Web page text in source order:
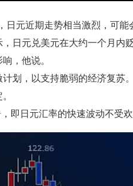
日元近期走势相当激烈，可
日元兑美元在大约一个月内
，他说。
划，以支持脆弱的经济复苏
即日元汇率的快速波动不